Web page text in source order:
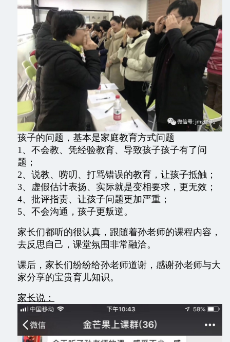
孩子的问题，基本是家庭教育方式问题
1、不会教、凭经验教育、导致孩子孩子有了问
题；
2、说教、唠叨、打骂错误的教育，让孩子抵触；
3、虚假估计表扬、实际就是变相要求，更无效；
4、批评指责、让孩子问题更加严重；
5、不会沟通，孩子更叛逆。
家长们都听的很认真，跟随着孙老师的课程内容，
去反思自己，课堂氛围非常融洽。
课后，家长们纷纷给孙老师道谢，感谢孙老师与大
家分享的宝贵育儿知识。
家长说：